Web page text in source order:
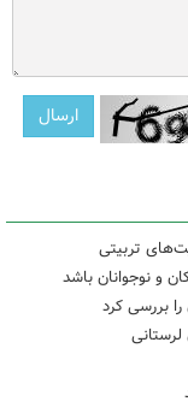
تربیتی
و نوجوانان باشد
را بررسی کرد